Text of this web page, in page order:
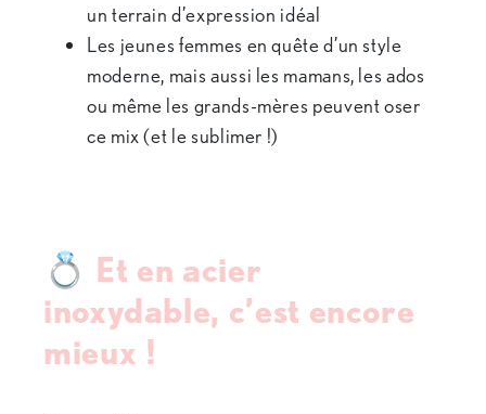
un terrain d’expression idéal
Les jeunes femmes en quête d’un style
moderne, mais aussi les mamans, les ados
ou même les grands-mères peuvent oser
ce mix (et le sublimer !)
💍 Et en acier
inoxydable, c’est encore
mieux !